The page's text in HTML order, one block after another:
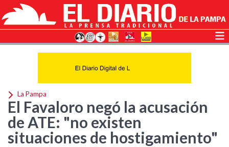
La Pampa
El Favaloro negó la acusación
de ATE: "no existen
situaciones de hostigamiento"